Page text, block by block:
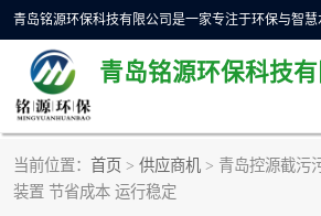
青岛铭源环保科技有
当前位置： 首页 > 供应商机 > 青岛控源截污
装置 节省成本 运行稳定
一体化HMPP泵站